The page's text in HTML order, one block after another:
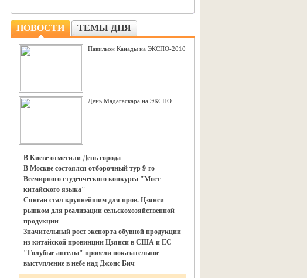
НОВОСТИ ТЕМЫ ДНЯ
Павильон Канады на ЭКСПО-2010
День Мадагаскара на ЭКСПО
В Киеве отметили День города
В Москве состоялся отборочный тур 9-го
Всемирного студенческого конкурса "Мост
китайского языка"
Сянган стал крупнейшим для пров. Цзянси
рынком для реализации сельскохозяйственной
продукции
Значительный рост экспорта обувной продукции
из китайской провинции Цзянси в США и ЕС
"Голубые ангелы" провели показательное
выступление в небе над Джонс Бич